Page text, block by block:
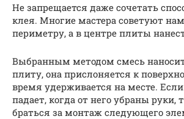
Не запрещается даже сочетать
клея. Многие мастера советуют
периметру, а в центре плиты
Выбранным методом смесь
плиту, она прислоняется к
время удерживается на месте.
падает, когда от него убраны руки,
браться за монтаж следующего